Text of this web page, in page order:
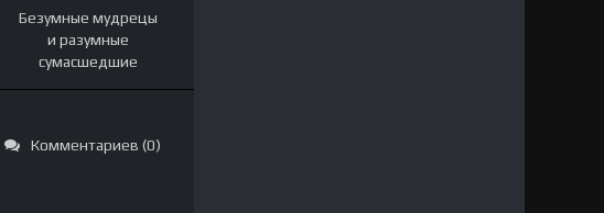
Безумные мудрецы
и разумные
сумасшедшие
Комментариев (0)